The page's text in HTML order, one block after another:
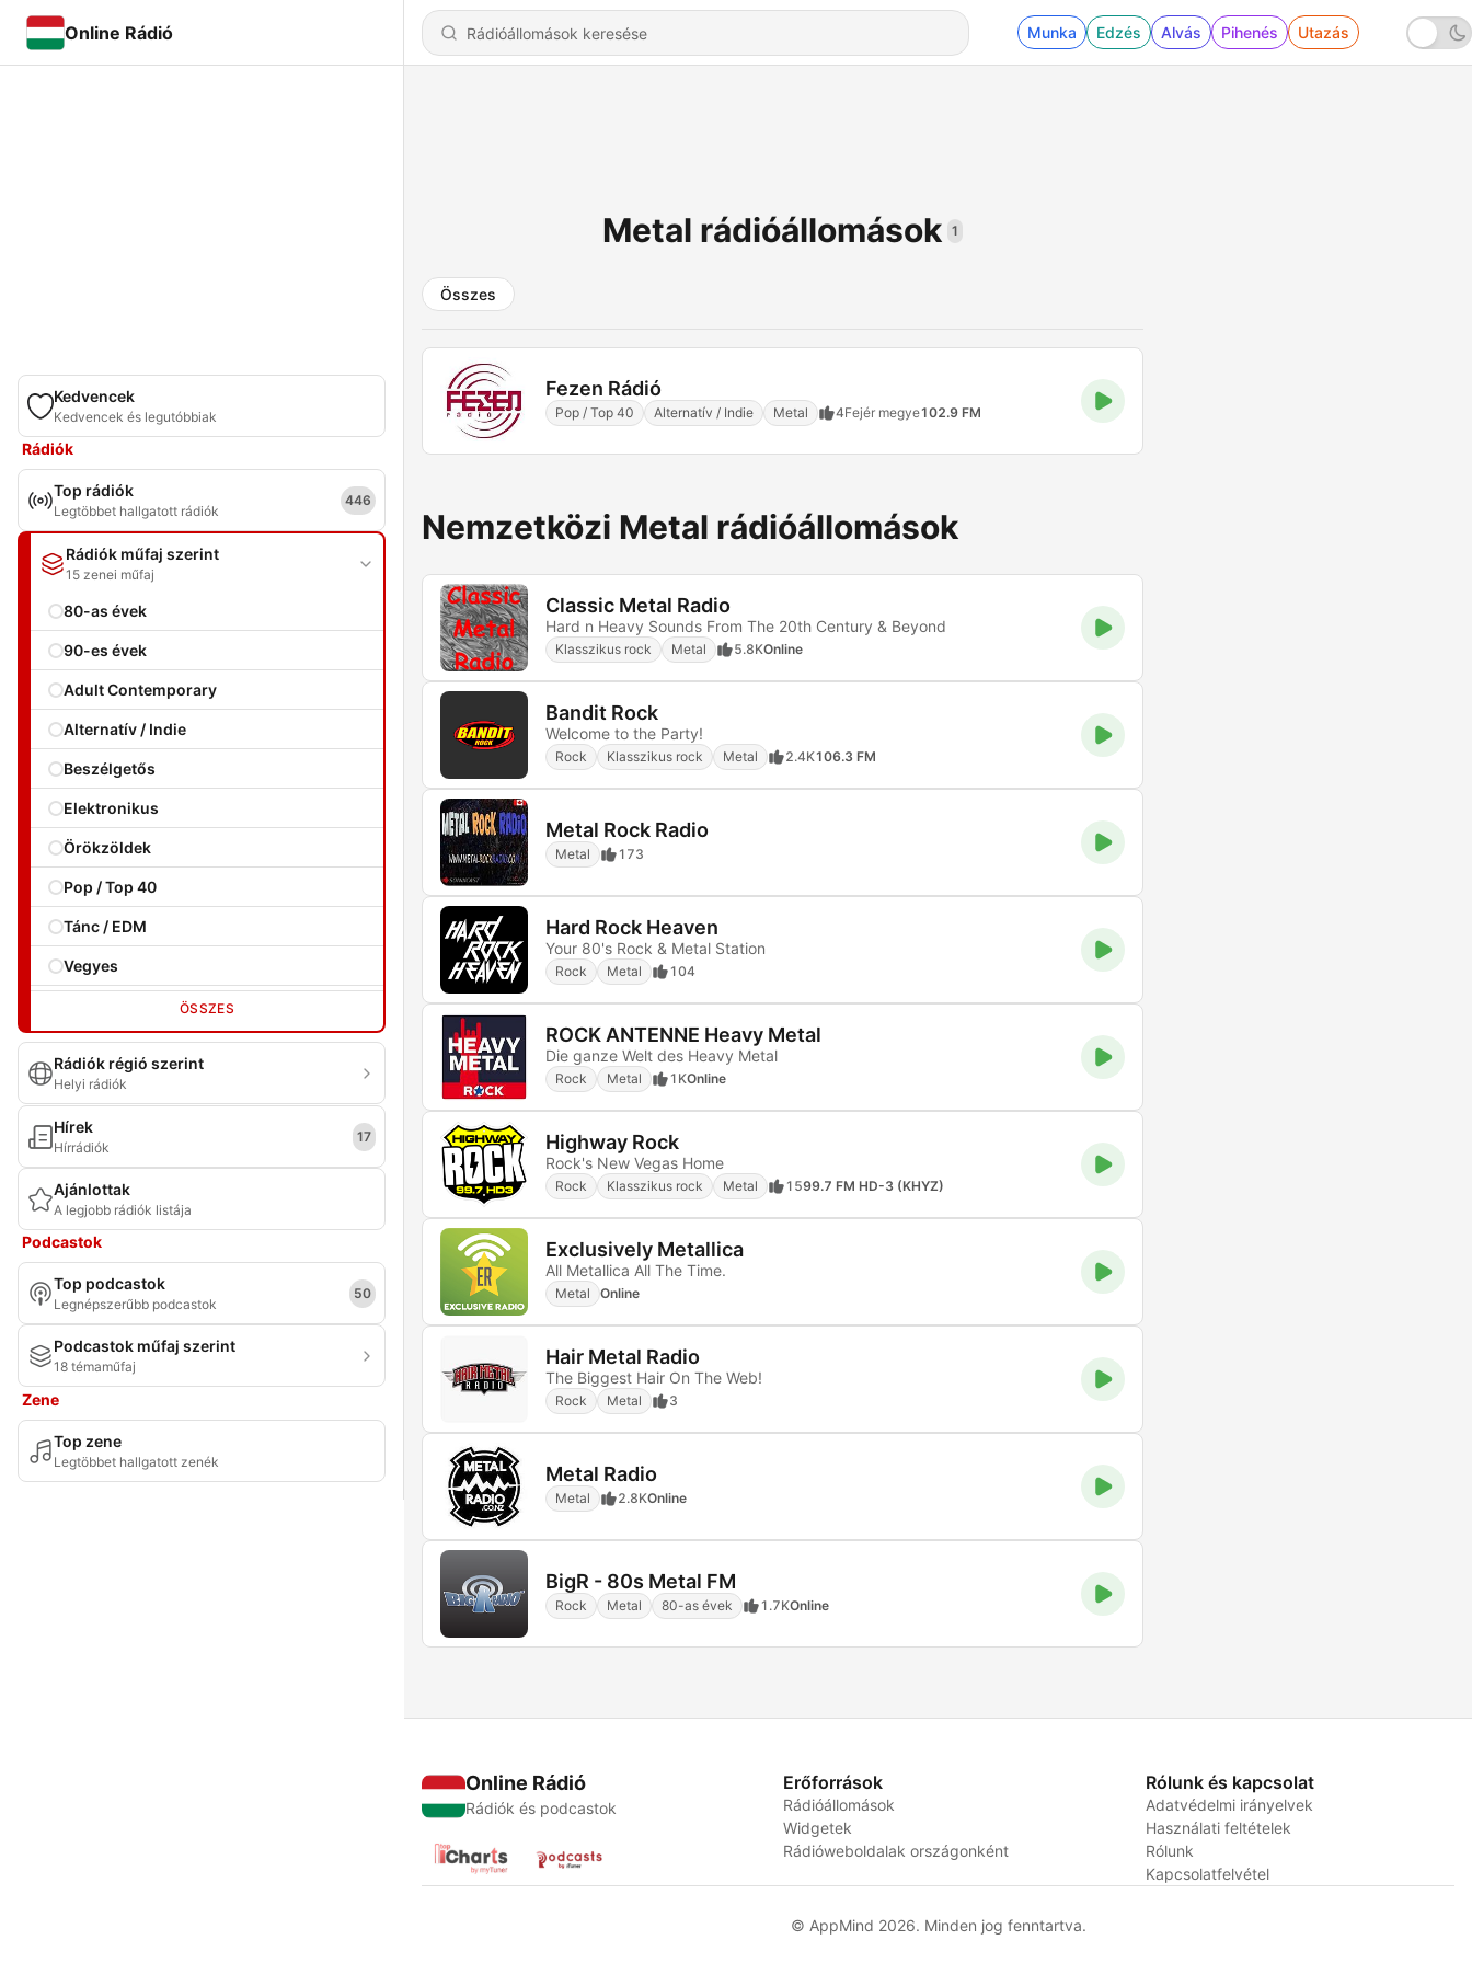
Online Rádió Munka Edzés Alvás Pihenés Utazás
Kedvencek
Kedvencek és legutóbbiak
Rádiók
Top rádiók
Legtöbbet hallgatott rádiók
446
Rádiók műfaj szerint
15 zenei műfaj
80-as évek
90-es évek
Adult Contemporary
Alternatív / Indie
Beszélgetős
Elektronikus
Örökzöldek
Pop / Top 40
Tánc / EDM
Vegyes
ÖSSZES
Rádiók régió szerint
Helyi rádiók
Hírek
Hírrádiók
17
Ajánlottak
A legjobb rádiók listája
Podcastok
Top podcastok
Legnépszerűbb podcastok
50
Podcastok műfaj szerint
18 témaműfaj
Zene
Top zene
Legtöbbet hallgatott zenék
Metal rádióállomások 1
Összes
Fezen Rádió
Pop / Top 40 Alternatív / Indie Metal 4Fejér megye102.9 FM
Nemzetközi Metal rádióállomások
Classic Metal Radio
Hard n Heavy Sounds From The 20th Century & Beyond
Klasszikus rock Metal 5.8KOnline
Bandit Rock
Welcome to the Party!
Rock Klasszikus rock Metal 2.4K106.3 FM
Metal Rock Radio
Metal 173
Hard Rock Heaven
Your 80's Rock & Metal Station
Rock Metal 104
ROCK ANTENNE Heavy Metal
Die ganze Welt des Heavy Metal
Rock Metal 1KOnline
Highway Rock
Rock's New Vegas Home
Rock Klasszikus rock Metal 1599.7 FM HD-3 (KHYZ)
Exclusively Metallica
All Metallica All The Time.
Metal Online
Hair Metal Radio
The Biggest Hair On The Web!
Rock Metal 3
Metal Radio
Metal 2.8KOnline
BigR - 80s Metal FM
Rock Metal 80-as évek 1.7KOnline
Online Rádió
Rádiók és podcastok
Erőforrások
Rádióállomások
Widgetek
Rádióweboldalak országonként
Rólunk és kapcsolat
Adatvédelmi irányelvek
Használati feltételek
Rólunk
Kapcsolatfelvétel
© AppMind 2026. Minden jog fenntartva.